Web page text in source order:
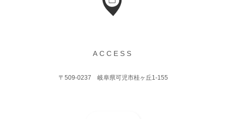
ACCESS
〒509-0237 岐阜県可児市桂ヶ丘1-155